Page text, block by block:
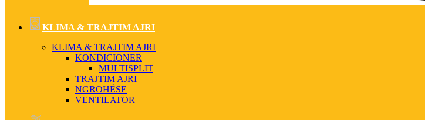
KLIMA & TRAJTIM AJRI
KLIMA & TRAJTIM AJRI
KONDICIONER
MULTISPLIT
TRAJTIM AJRI
NGROHËSE
VENTILATOR